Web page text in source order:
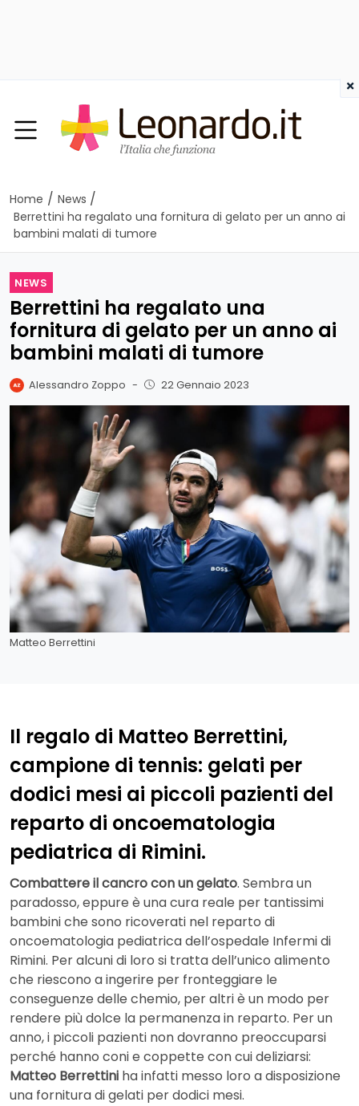
Home / News /
Berrettini ha regalato una fornitura di gelato per un anno ai
bambini malati di tumore
NEWS
Berrettini ha regalato una
fornitura di gelato per un anno ai
bambini malati di tumore
Alessandro Zoppo - 22 Gennaio 2023
Matteo Berrettini
Il regalo di Matteo Berrettini,
campione di tennis: gelati per
dodici mesi ai piccoli pazienti del
reparto di oncoematologia
pediatrica di Rimini.
Combattere il cancro con un gelato. Sembra un
paradosso, eppure è una cura reale per tantissimi
bambini che sono ricoverati nel reparto di
oncoematologia pediatrica dell’ospedale Infermi di
Rimini. Per alcuni di loro si tratta dell’unico alimento
che riescono a ingerire per fronteggiare le
conseguenze delle chemio, per altri è un modo per
rendere più dolce la permanenza in reparto. Per un
anno, i piccoli pazienti non dovranno preoccuparsi
perché hanno coni e coppette con cui deliziarsi:
Matteo Berrettini ha infatti messo loro a disposizione
una fornitura di gelati per dodici mesi.
×